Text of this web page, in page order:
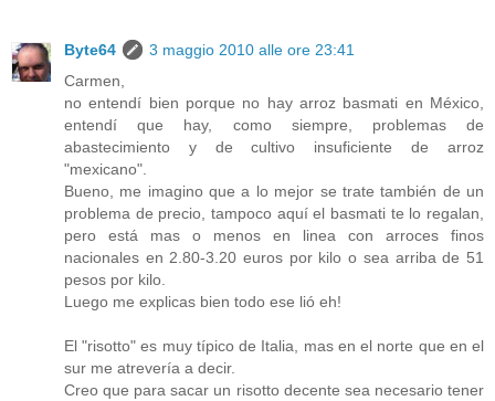
Byte64
3 maggio 2010 alle ore 23:41
Carmen,
no entendí bien porque no hay arroz basmati en México,
entendí que hay, como siempre, problemas de
abastecimiento y de cultivo insuficiente de arroz
"mexicano".
Bueno, me imagino que a lo mejor se trate también de un
problema de precio, tampoco aquí el basmati te lo regalan,
pero está mas o menos en linea con arroces finos
nacionales en 2.80-3.20 euros por kilo o sea arriba de 51
pesos por kilo.
Luego me explicas bien todo ese lió eh!
El "risotto" es muy típico de Italia, mas en el norte que en el
sur me atrevería a decir.
Creo que para sacar un risotto decente sea necesario tener